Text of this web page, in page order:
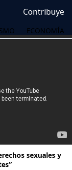
Contribuye
ECONOMÍA
sexuales y